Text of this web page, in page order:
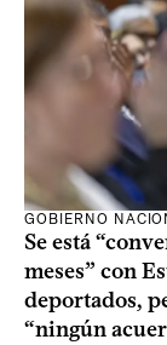
GOBIERNO
Se está
meses” con
deportados,
“ningún